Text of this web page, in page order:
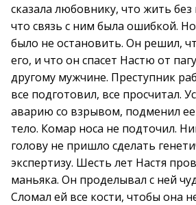
сказала любовнику, что жить
что связь с ним была ошибкой.
было не остановить. Он решил,
его, и что он спасет Настю от
другому мужчине. Преступник
все подготовил, все просчитал.
аварию со взрывом, подменил
тело. Комар носа не подточил.
голову не пришло сделать
экспертизу. Шесть лет Настя
маньяка. Он проделывал с ней
Сломал ей все кости, чтобы она